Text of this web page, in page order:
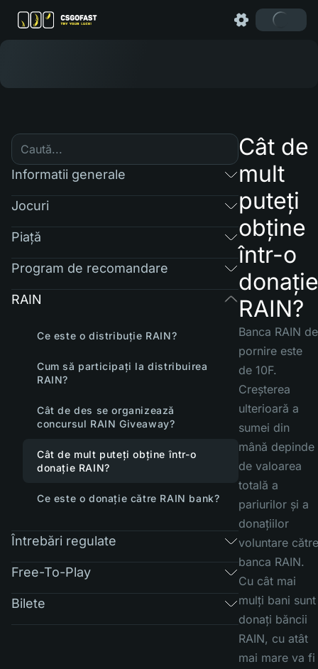
Informatii generale
Jocuri
Piaţă
Program de recomandare
RAIN
Ce este o distribuție RAIN?
Cum să participați la distribuirea
RAIN?
Cât de des se organizează
concursul RAIN Giveaway?
Cât de mult puteți obține într-o
donație RAIN?
Ce este o donație către RAIN bank?
Întrebări regulate
Free-To-Play
Bilete
Cât de
mult
puteți
obține
într-o
donație
RAIN?
Banca RAIN de
pornire este
de 10F.
Creșterea
ulterioară a
sumei din
mână depinde
de valoarea
totală a
pariurilor și a
donațiilor
voluntare către
banca RAIN.
Cu cât mai
mulți bani sunt
donați băncii
RAIN, cu atât
mai mare va fi